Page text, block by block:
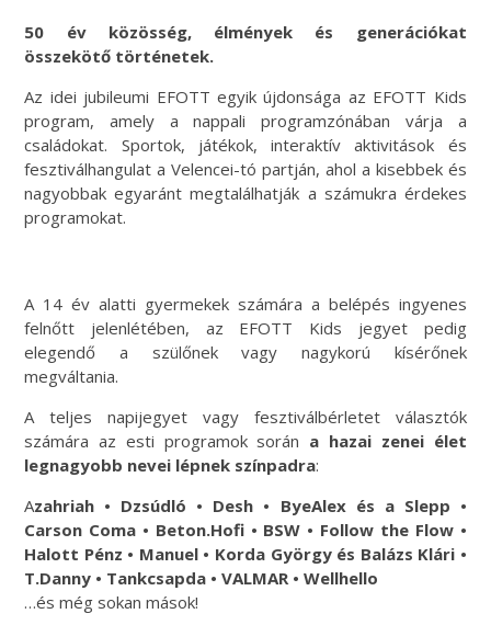
50 év közösség, élmények és generációkat
összekötő történetek.
Az idei jubileumi EFOTT egyik újdonsága az EFOTT Kids
program, amely a nappali programzónában várja a
családokat. Sportok, játékok, interaktív aktivitások és
fesztiválhangulat a Velencei-tó partján, ahol a kisebbek és
nagyobbak egyaránt megtalálhatják a számukra érdekes
programokat.
A 14 év alatti gyermekek számára a belépés ingyenes
felnőtt jelenlétében, az EFOTT Kids jegyet pedig
elegendő a szülőnek vagy nagykorú kísérőnek
megváltania.
A teljes napijegyet vagy fesztiválbérletet választók
számára az esti programok során a hazai zenei élet
legnagyobb nevei lépnek színpadra:
Azahriah • Dzsúdló • Desh • ByeAlex és a Slepp •
Carson Coma • Beton.Hofi • BSW • Follow the Flow •
Halott Pénz • Manuel • Korda György és Balázs Klári •
T.Danny • Tankcsapda • VALMAR • Wellhello
…és még sokan mások!